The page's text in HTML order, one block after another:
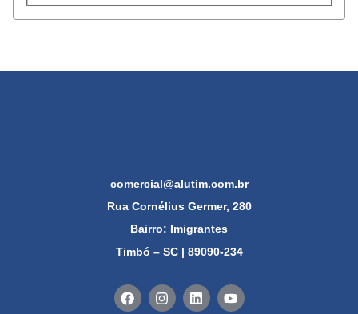
comercial@alutim.com.br
Rua Cornélius Germer, 280
Bairro: Imigrantes
Timbó – SC | 89090-234